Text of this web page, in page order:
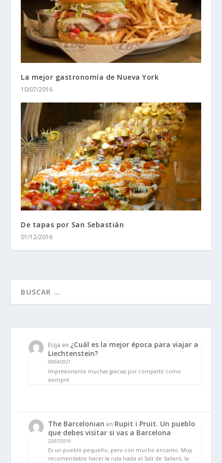
La mejor gastronomía de Nueva York
10/07/2016
De tapas por San Sebastián
01/12/2016
Ecija en ¿Cuál es la mejor época para viajar a
Liechtenstein?
08/04/2021
Impresionante muchas gracias por compartir como
siempre
The Barcelonian en Rupit i Pruit. Un pueblo
que debes visitar si vas a Barcelona
25/07/2019
Es un pueblo pequeño, pero con mucho encanto. Muy
recomendable hacer la ruta hasta el Salt de Sallent, la